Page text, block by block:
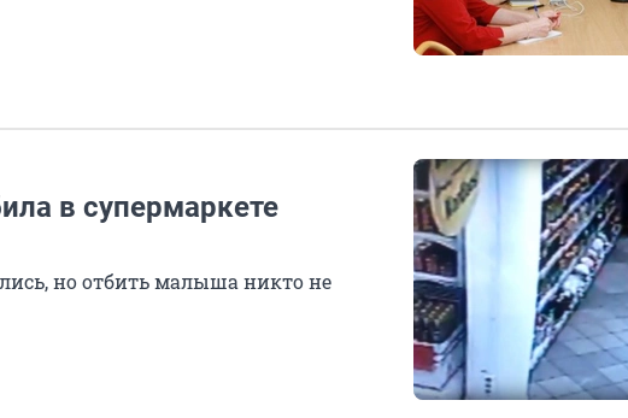
в супермаркете
но отбить малыша никто не